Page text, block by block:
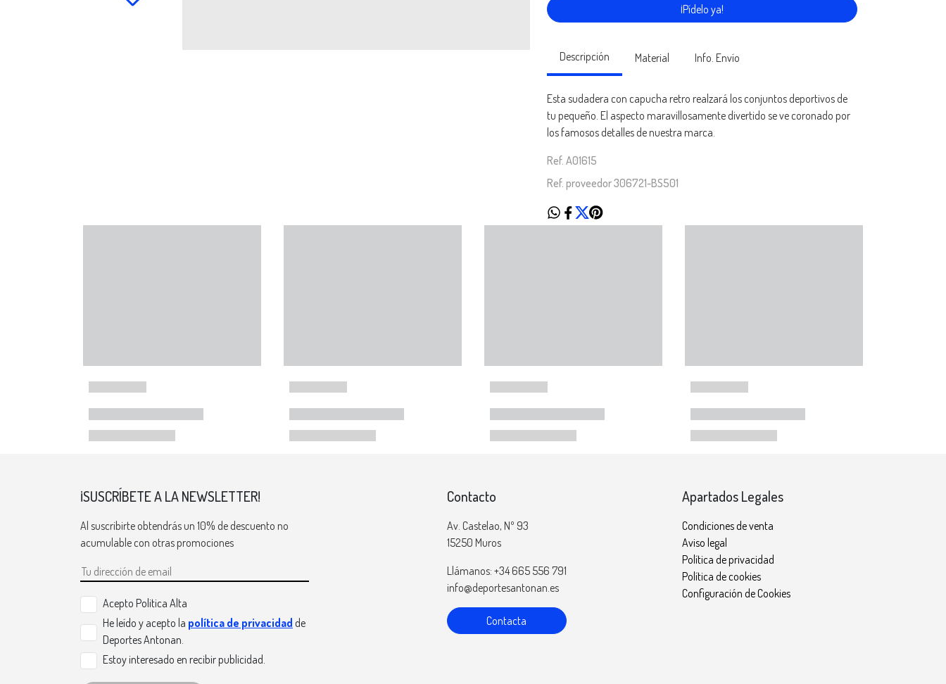
¡Pídelo ya!
Descripción Material Info. Envío
Esta sudadera con capucha retro realzará los conjuntos deportivos de
tu pequeño. El aspecto maravillosamente divertido se ve coronado por
los famosos detalles de nuestra marca.
Ref. A01615
Ref. proveedor 306721-BS501
¡SUSCRÍBETE A LA NEWSLETTER!
Al suscribirte obtendrás un 10% de descuento no
acumulable con otras promociones
Acepto Politica Alta
He leído y acepto la política de privacidad de
Deportes Antonan.
Estoy interesado en recibir publicidad.
Contacto
Av. Castelao, Nº 93
15250 Muros
Llámanos: +34 665 556 791
info@deportesantonan.es
Contacta
Apartados Legales
Condiciones de venta
Aviso legal
Política de privacidad
Política de cookies
Configuración de Cookies